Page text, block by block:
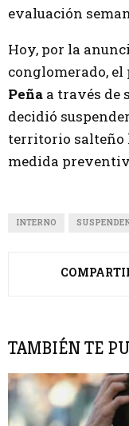
evaluación
Hoy, por la
conglomerado,
Peña a través de
decidió
territorio salteño
medida
INTERNO
TAMBIÉN TE